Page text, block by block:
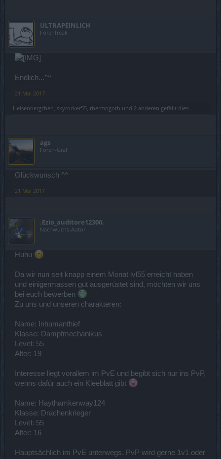
ULTRAPEINLICH
Forenfreak
Endlich...^^
21 Mai 2017
Heisenbergchen skyrocker55 thermogoth und 2 anderen gefällt dies.
ags
Foren-Graf
Glückwunsch ^^
21 Mai 2017
.Ezio_auditore12300.
Nachwuchs-Autor
Huhu
Da wir nun seit knapp einem Monat lvl55 erreicht haben
und einigermassen gut ausgerüstet sind, möchten wir uns
bei euch bewerben
Zu uns und unseren charakteren:
Name: Inhumanthief
Klasse: Dampfmechanikus
Level: 55
Alter: 19
Interesse liegt vorallem im PvE und begibt sich nur ins PvP,
wenns dafür auch ein Kleeblatt gibt
Name: Haythamkenway124
Klasse: Drachenkrieger
Level: 55
Alter: 16
Hauptsächlich im PvE unterwegs. PvP wird gerne 1v1 oder